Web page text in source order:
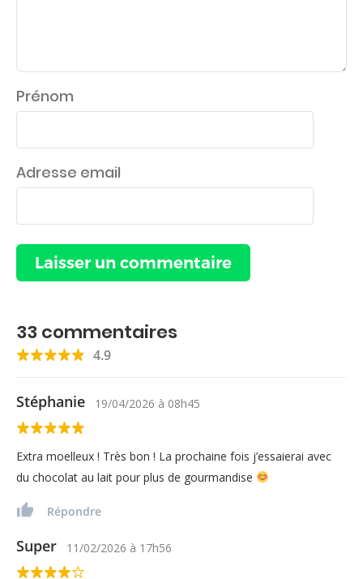
Prénom
Adresse email
33 commentaires
4.9
Stéphanie 19/04/2026 à 08h45
Extra moelleux ! Très bon ! La prochaine fois j’essaierai avec
du chocolat au lait pour plus de gourmandise
Répondre
Super 11/02/2026 à 17h56